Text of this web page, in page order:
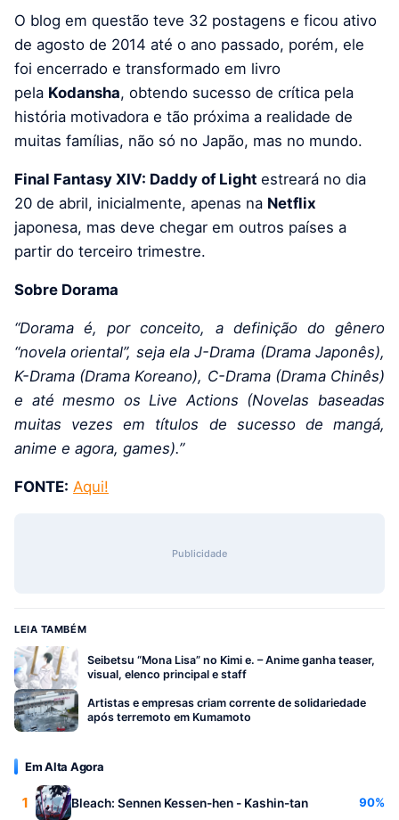
O blog em questão teve 32 postagens e ficou ativo
de agosto de 2014 até o ano passado, porém, ele
foi encerrado e transformado em livro
pela Kodansha, obtendo sucesso de crítica pela
história motivadora e tão próxima a realidade de
muitas famílias, não só no Japão, mas no mundo.
Final Fantasy XIV: Daddy of Light estreará no dia
20 de abril, inicialmente, apenas na Netflix
japonesa, mas deve chegar em outros países a
partir do terceiro trimestre.
Sobre Dorama
“Dorama é, por conceito, a definição do gênero
“novela oriental”, seja ela J-Drama (Drama Japonês),
K-Drama (Drama Koreano), C-Drama (Drama Chinês)
e até mesmo os Live Actions (Novelas baseadas
muitas vezes em títulos de sucesso de mangá,
anime e agora, games).”
FONTE: Aqui!
Publicidade
LEIA TAMBÉM
Seibetsu “Mona Lisa” no Kimi e. – Anime ganha teaser,
visual, elenco principal e staff
Artistas e empresas criam corrente de solidariedade
após terremoto em Kumamoto
Em Alta Agora
1 Bleach: Sennen Kessen-hen - Kashin-tan 90%